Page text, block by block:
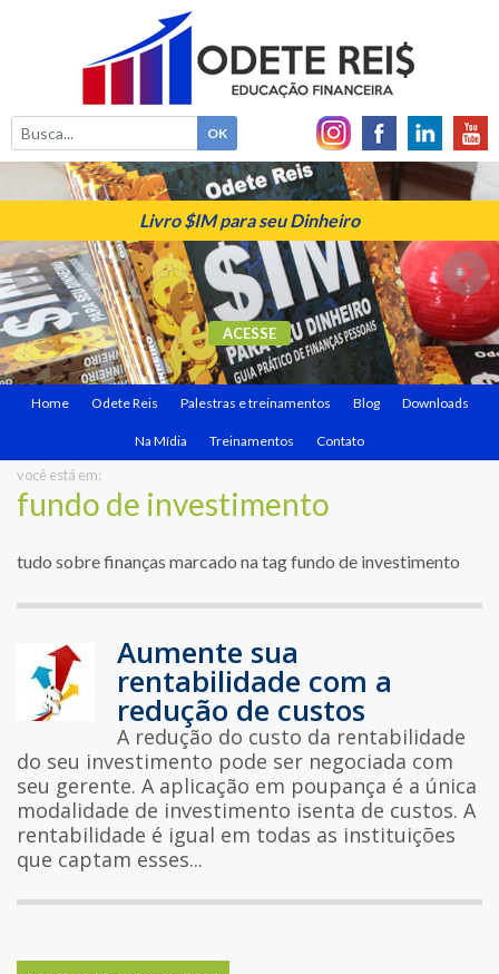
Livro $IM para seu Dinheiro
ACESSE
Home Odete Reis Palestras e treinamentos Blog Downloads
Na Mídia Treinamentos Contato
você está em:
fundo de investimento
tudo sobre finanças marcado na tag fundo de investimento
Aumente sua
rentabilidade com a
redução de custos
A redução do custo da rentabilidade
do seu investimento pode ser negociada com
seu gerente. A aplicação em poupança é a única
modalidade de investimento isenta de custos. A
rentabilidade é igual em todas as instituições
que captam esses...